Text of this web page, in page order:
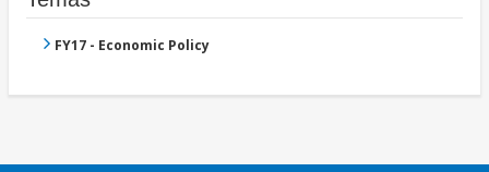
FY17 - Economic Policy